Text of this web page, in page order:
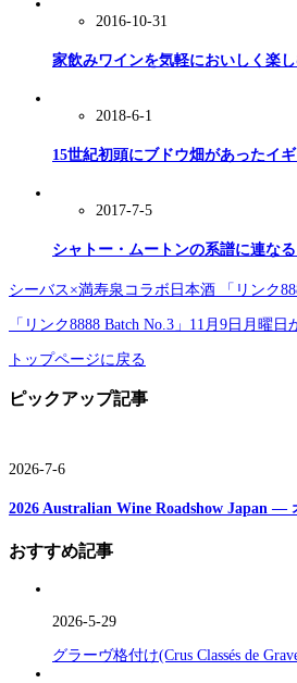
2016-10-31
家飲みワインを気軽においしく楽
2018-6-1
15世紀初頭にブドウ畑があったイ
2017-7-5
シャトー・ムートンの系譜に連な
シーバス×満寿泉コラボ日本酒 「リンク
「リンク8888 Batch No.3」11月9日月曜日
トップページに戻る
ピックアップ記事
2026-7-6
2026 Australian Wine Roadshow Japan ―
おすすめ記事
2026-5-29
グラーヴ格付け(Crus Classés de